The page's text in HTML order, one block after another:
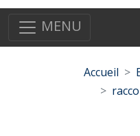
MENU
Accueil